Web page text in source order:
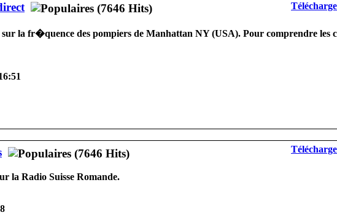
sur la fr�quence des pompiers de Manhattan NY (USA). Pour comprendre
la Radio Suisse Romande.